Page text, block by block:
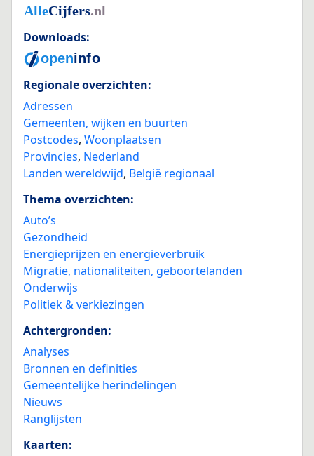
Downloads:
Regionale overzichten:
Adressen
Gemeenten, wijken en buurten
Postcodes, Woonplaatsen
Provincies, Nederland
Landen wereldwijd, België regionaal
Thema overzichten:
Auto’s
Gezondheid
Energieprijzen en energieverbruik
Migratie, nationaliteiten, geboortelanden
Onderwijs
Politiek & verkiezingen
Achtergronden:
Analyses
Bronnen en definities
Gemeentelijke herindelingen
Nieuws
Ranglijsten
Kaarten: